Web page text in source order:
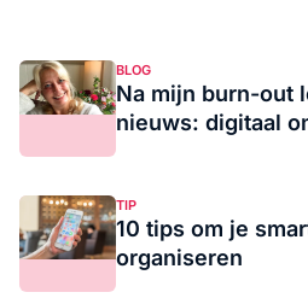
BLOG
Na mijn burn-out
nieuws: digitaal
TIP
10 tips om je
organiseren